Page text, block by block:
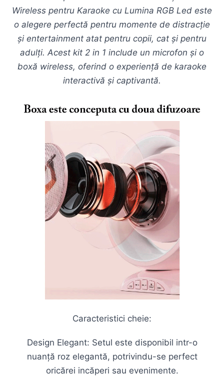
Wireless pentru Karaoke cu Lumina RGB Led este
o alegere perfectă pentru momente de distracție
și entertainment atat pentru copii, cat și pentru
adulți. Acest kit 2 in 1 include un microfon și o
boxă wireless, oferind o experiență de karaoke
interactivă și captivantă.
Caracteristici cheie:
Design Elegant: Setul este disponibil intr-o
nuanță roz elegantă, potrivindu-se perfect
oricărei incăperi sau evenimente.